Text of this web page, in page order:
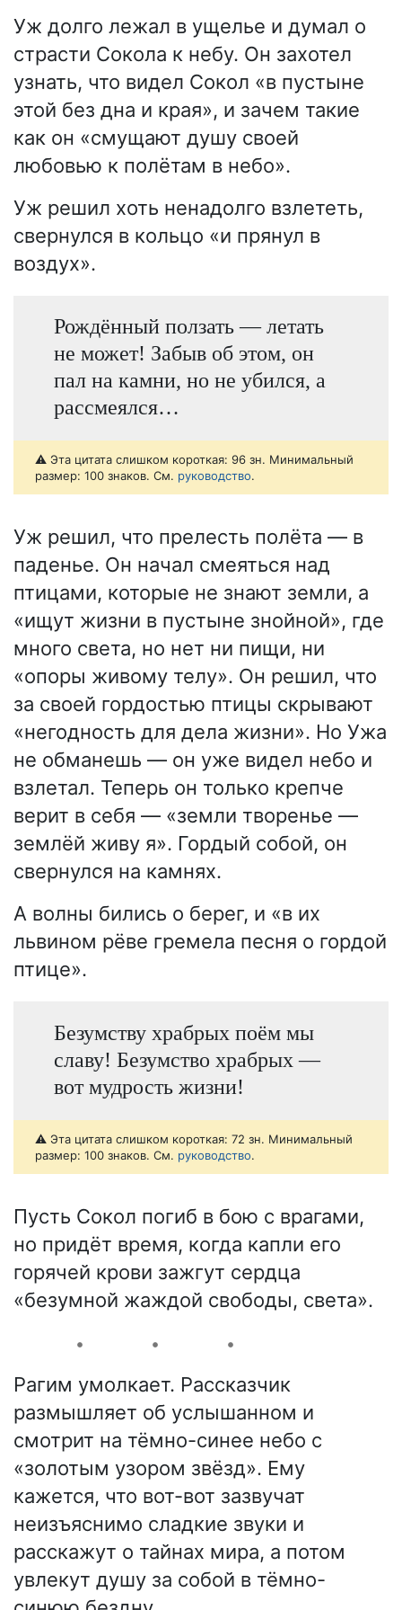
Уж долго лежал в ущелье и думал о
страсти Сокола к небу. Он захотел
узнать, что видел Сокол «в пустыне
этой без дна и края», и зачем такие
как он «смущают душу своей
любовью к полётам в небо».
Уж решил хоть ненадолго взлететь,
свернулся в кольцо «и прянул в
воздух».
Рождённый ползать — летать
не может! Забыв об этом, он
пал на камни, но не убился, а
рассмеялся…
⚠️ Эта цитата слишком короткая: 96 зн. Минимальный
размер: 100 знаков. См. руководство.
Уж решил, что прелесть полёта — в
паденье. Он начал смеяться над
птицами, которые не знают земли, а
«ищут жизни в пустыне знойной», где
много света, но нет ни пищи, ни
«опоры живому телу». Он решил, что
за своей гордостью птицы скрывают
«негодность для дела жизни». Но Ужа
не обманешь — он уже видел небо и
взлетал. Теперь он только крепче
верит в себя — «земли творенье —
землёй живу я». Гордый собой, он
свернулся на камнях.
А волны бились о берег, и «в их
львином рёве гремела песня о гордой
птице».
Безумству храбрых поём мы
славу! Безумство храбрых —
вот мудрость жизни!
⚠️ Эта цитата слишком короткая: 72 зн. Минимальный
размер: 100 знаков. См. руководство.
Пусть Сокол погиб в бою с врагами,
но придёт время, когда капли его
горячей крови зажгут сердца
«безумной жаждой свободы, света».
Рагим умолкает. Рассказчик
размышляет об услышанном и
смотрит на тёмно-синее небо с
«золотым узором звёзд». Ему
кажется, что вот-вот зазвучат
неизъяснимо сладкие звуки и
расскажут о тайнах мира, а потом
увлекут душу за собой в тёмно-